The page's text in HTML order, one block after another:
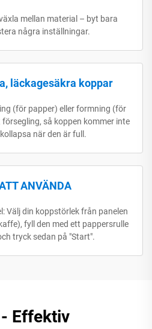
mellan material – byt bara
några inställningar.
läckagesäkra koppar
(för papper) eller formning (för
så koppen kommer inte
när den är full.
ANVÄNDA
Välj din koppstörlek från panelen
fyll den med ett pappersrulle
tryck sedan på "Start".
Effektiv